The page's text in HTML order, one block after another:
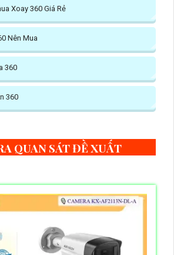
Xoay 360 Giá Rẻ
Nên Mua
360
360
QUAN SÁT ĐỀ XUẤT